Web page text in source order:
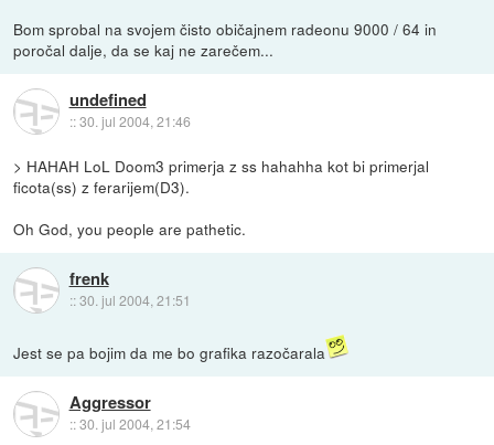
Bom sprobal na svojem čisto običajnem radeonu 9000 / 64 in
poročal dalje, da se kaj ne zarečem...
undefined
::30. jul 2004, 21:46
> HAHAH LoL Doom3 primerja z ss hahahha kot bi primerjal
ficota(ss) z ferarijem(D3).
Oh God, you people are pathetic.
frenk
::30. jul 2004, 21:51
Jest se pa bojim da me bo grafika razočarala
Aggressor
::30. jul 2004, 21:54